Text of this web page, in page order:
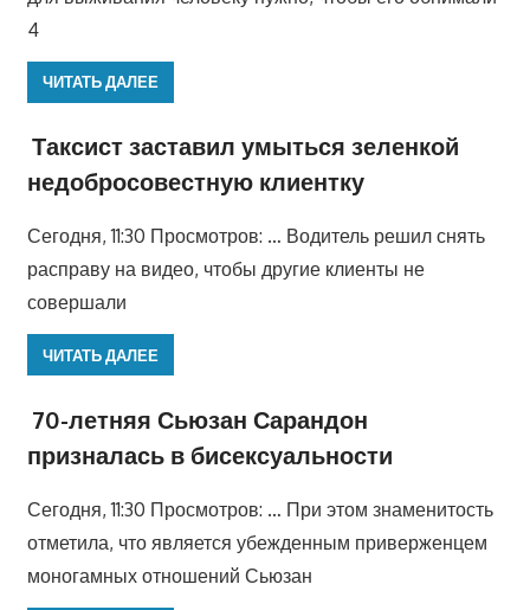
4
ЧИТАТЬ ДАЛЕЕ
Таксист заставил умыться зеленкой
недобросовестную клиентку
Сегодня, 11:30 Просмотров: … Водитель решил снять
расправу на видео, чтобы другие клиенты не
совершали
ЧИТАТЬ ДАЛЕЕ
70-летняя Сьюзан Сарандон
призналась в бисексуальности
Сегодня, 11:30 Просмотров: … При этом знаменитость
отметила, что является убежденным приверженцем
моногамных отношений Сьюзан